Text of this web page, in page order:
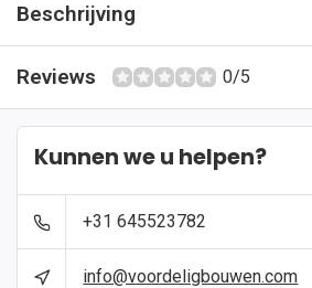
Beschrijving
Reviews 0/5
Kunnen we u helpen?
+31 645523782
info@voordeligbouwen.com